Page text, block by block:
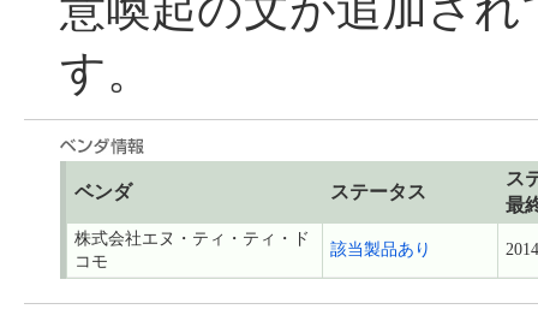
意喚起の文が追加さ
す。
ベンダ ステータス
ス
最
株式会社エヌ・ティ・ティ・ド
コモ
該当製品あり